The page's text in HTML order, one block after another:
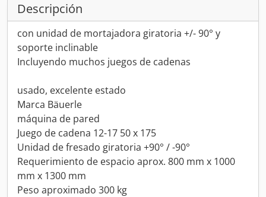
Descripción
con unidad de mortajadora giratoria +/- 90° y
soporte inclinable
Incluyendo muchos juegos de cadenas
usado, excelente estado
Marca Bäuerle
máquina de pared
Juego de cadena 12-17 50 x 175
Unidad de fresado giratoria +90° / -90°
Requerimiento de espacio aprox. 800 mm x 1000
mm x 1300 mm
Peso aproximado 300 kg